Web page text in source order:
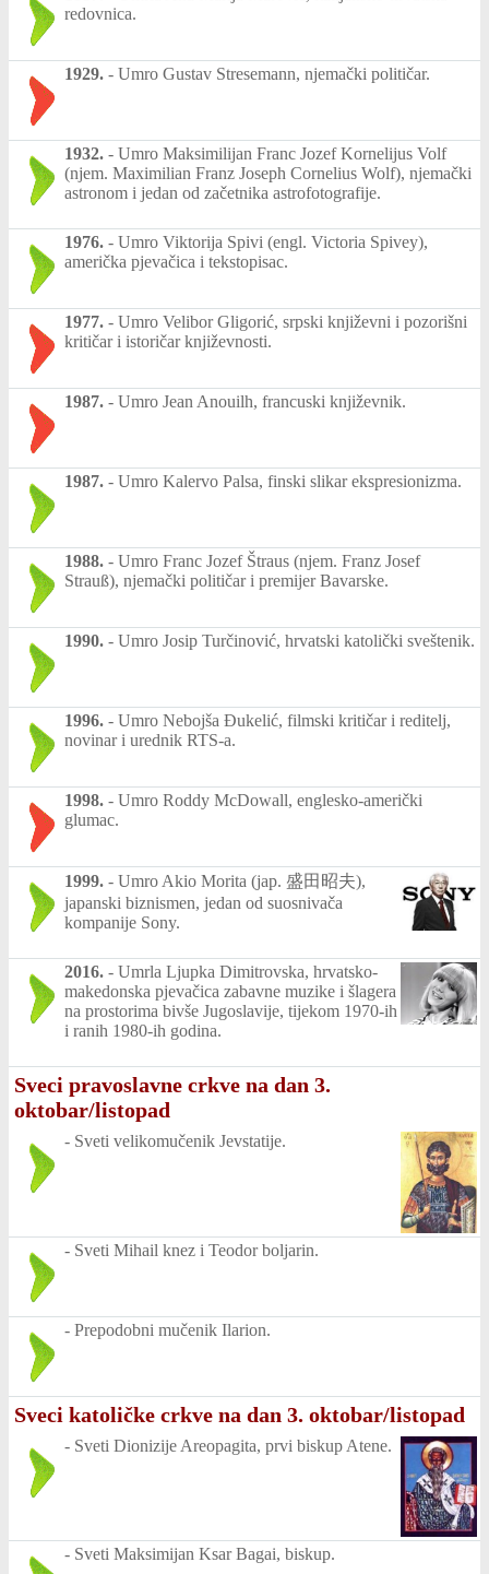
redovnica.
1929. - Umro Gustav Stresemann, njemački političar.
1932. - Umro Maksimilijan Franc Jozef Kornelijus Volf
(njem. Maximilian Franz Joseph Cornelius Wolf), njemački
astronom i jedan od začetnika astrofotografije.
1976. - Umro Viktorija Spivi (engl. Victoria Spivey),
američka pjevačica i tekstopisac.
1977. - Umro Velibor Gligorić, srpski književni i pozorišni
kritičar i istoričar književnosti.
1987. - Umro Jean Anouilh, francuski književnik.
1987. - Umro Kalervo Palsa, finski slikar ekspresionizma.
1988. - Umro Franc Jozef Štraus (njem. Franz Josef
Strauß), njemački političar i premijer Bavarske.
1990. - Umro Josip Turčinović, hrvatski katolički sveštenik.
1996. - Umro Nebojša Đukelić, filmski kritičar i reditelj,
novinar i urednik RTS-a.
1998. - Umro Roddy McDowall, englesko-američki
glumac.
1999. - Umro Akio Morita (jap. 盛田昭夫),
japanski biznismen, jedan od suosnivača
kompanije Sony.
2016. - Umrla Ljupka Dimitrovska, hrvatsko-
makedonska pjevačica zabavne muzike i šlagera
na prostorima bivše Jugoslavije, tijekom 1970-ih
i ranih 1980-ih godina.
Sveci pravoslavne crkve na dan 3.
oktobar/listopad
- Sveti velikomučenik Jevstatije.
- Sveti Mihail knez i Teodor boljarin.
- Prepodobni mučenik Ilarion.
Sveci katoličke crkve na dan 3. oktobar/listopad
- Sveti Dionizije Areopagita, prvi biskup Atene.
- Sveti Maksimijan Ksar Bagai, biskup.